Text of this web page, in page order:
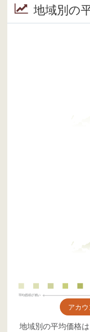
地域別の
アカウ
地域別の平均価格